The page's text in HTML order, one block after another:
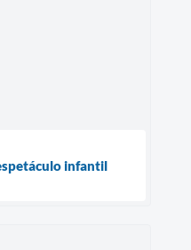
infantil